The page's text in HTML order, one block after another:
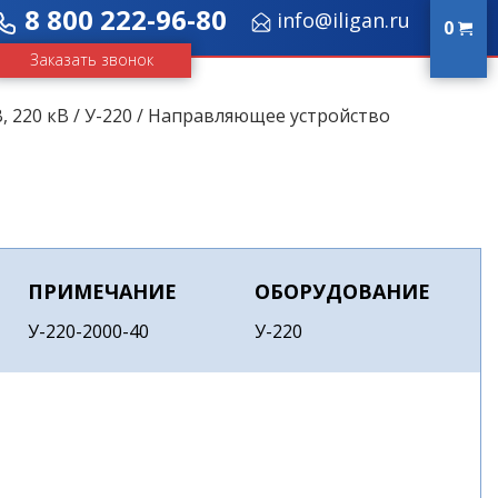
8 800 222-96-80
Заказать звонок
info@iligan.ru 0
220 кВ /У-220 / Направляющее устройство
ПРИМЕЧАНИЕ
У-220-2000-40
ОБОРУДОВАНИЕ
У-220